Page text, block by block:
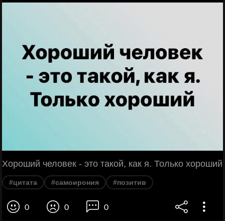
Хороший человек - это такой, как я. Только хороший
#цитата #самоирония #позитив
0 0 0